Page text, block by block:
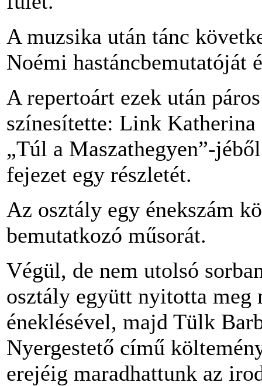
A muzsika után tánc
Noémi hastáncbemutatóját
A repertoárt ezek után
színesítette: Link
„Túl a Maszathegyen”-
fejezet egy részletét.
Az osztály egy énekszám
bemutatkozó műsorát.
Végül, de nem utolsó
osztály együtt nyitotta meg
éneklésével, majd Tülk
Nyergestető című
erejéig maradhattunk az